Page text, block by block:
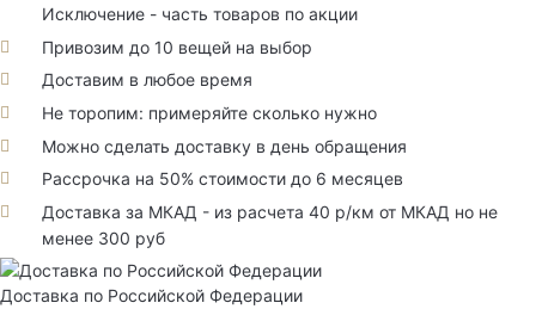
Исключение - часть товаров по акции
Привозим до 10 вещей на выбор
Доставим в любое время
Не торопим: примеряйте сколько нужно
Можно сделать доставку в день обращения
Рассрочка на 50% стоимости до 6 месяцев
Доставка за МКАД - из расчета 40 р/км от МКАД но не
менее 300 руб
Доставка по Российской Федерации